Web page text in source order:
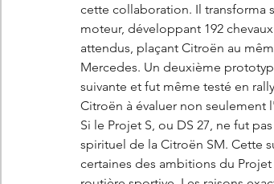
cette collaboration. Il transforma
moteur, développant 192
attendus, plaçant Citroën au
Mercedes. Un deuxième
suivante et fut même testé en
Citroën à évaluer non seulement
Si le Projet S, ou DS 27, ne fut
spirituel de la Citroën SM. Cette
certaines des ambitions du